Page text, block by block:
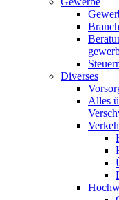
Diverses
Alles